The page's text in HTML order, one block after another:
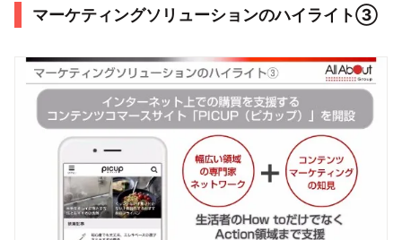
マーケティングソリューションのハイライト③